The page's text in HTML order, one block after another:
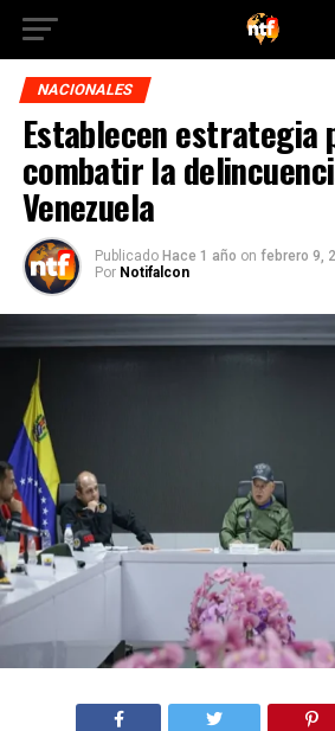
NACIONALES
Establecen estrategia
combatir la
Venezuela
Publicado Hace 1 año on febrero 9,
Por Notifalcon